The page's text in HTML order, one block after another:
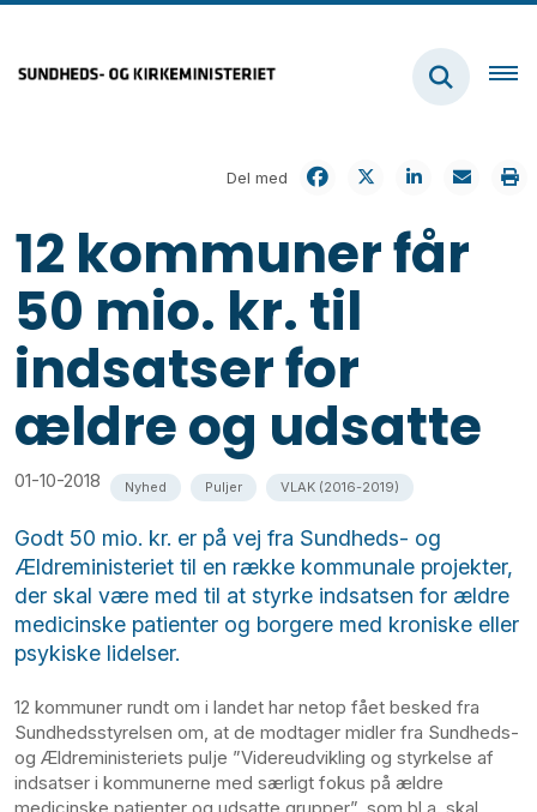
Del med
12 kommuner får
50 mio. kr. til
indsatser for
ældre og udsatte
01-10-2018 Nyhed Puljer VLAK (2016-2019)
Godt 50 mio. kr. er på vej fra Sundheds- og
Ældreministeriet til en række kommunale projekter,
der skal være med til at styrke indsatsen for ældre
medicinske patienter og borgere med kroniske eller
psykiske lidelser.
12 kommuner rundt om i landet har netop fået besked fra
Sundhedsstyrelsen om, at de modtager midler fra Sundheds-
og Ældreministeriets pulje ”Videreudvikling og styrkelse af
indsatser i kommunerne med særligt fokus på ældre